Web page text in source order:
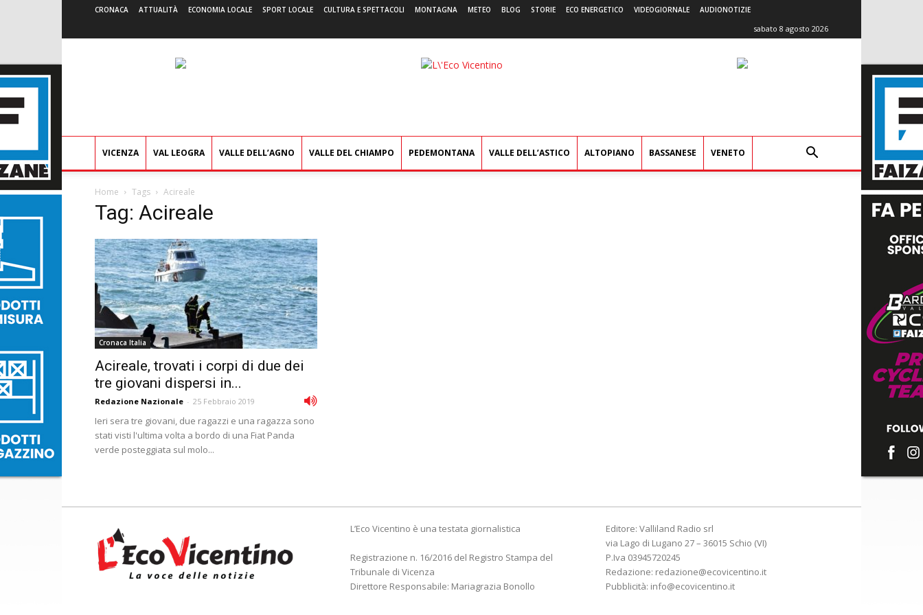
CRONACA ATTUALITÀ ECONOMIA LOCALE SPORT LOCALE CULTURA E SPETTACOLI MONTAGNA METEO BLOG STORIE ECO ENERGETICO VIDEOGIORNALE AUDIONOTIZIE
sabato 8 agosto 2026
L'Eco
VICENZA VAL LEOGRA VALLE DELL’AGNO VALLE DEL CHIAMPO PEDEMONTANA VALLE DELL’ASTICO ALTOPIANO BASSANESE VENETO
Home Tags Acireale
Tag: Acireale
Cronaca Italia
Acireale, trovati i corpi di due dei
tre giovani dispersi in...
Redazione Nazionale - 25 Febbraio 2019
Ieri sera tre giovani, due ragazzi e una ragazza sono
stati visti l'ultima volta a bordo di una Fiat Panda
verde posteggiata sul molo...
L’Eco Vicentino è una testata giornalistica
Registrazione n. 16/2016 del Registro Stampa del
Tribunale di Vicenza
Direttore Responsabile: Mariagrazia Bonollo
Editore: Valliland Radio srl
via Lago di Lugano 27 – 36015 Schio (VI)
P.Iva 03945720245
Redazione: redazione@ecovicentino.it
Pubblicità: info@ecovicentino.it